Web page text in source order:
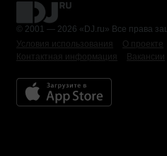
© 2001 — 2026 «DJ.ru» Все права
Условия использования
О проекте
Контактная информация
Вакансии